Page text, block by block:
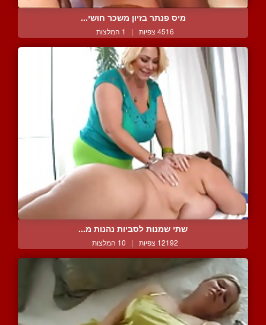
מיס פנתר בזיון משכר חושי...
4516 צפיות | 1 המלצות
שתי שמנות לסביות נהנות מ...
12192 צפיות | 10 המלצות